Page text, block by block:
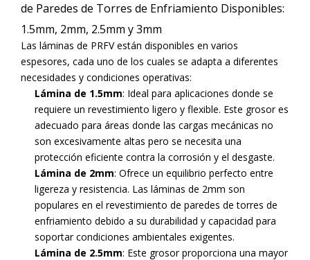
de Paredes de Torres de Enfriamiento Disponibles:
1.5mm, 2mm, 2.5mm y 3mm
Las láminas de PRFV están disponibles en varios
espesores, cada uno de los cuales se adapta a diferentes
necesidades y condiciones operativas:
Lámina de 1.5mm: Ideal para aplicaciones donde se
requiere un revestimiento ligero y flexible. Este grosor es
adecuado para áreas donde las cargas mecánicas no
son excesivamente altas pero se necesita una
protección eficiente contra la corrosión y el desgaste.
Lámina de 2mm: Ofrece un equilibrio perfecto entre
ligereza y resistencia. Las láminas de 2mm son
populares en el revestimiento de paredes de torres de
enfriamiento debido a su durabilidad y capacidad para
soportar condiciones ambientales exigentes.
Lámina de 2.5mm: Este grosor proporciona una mayor